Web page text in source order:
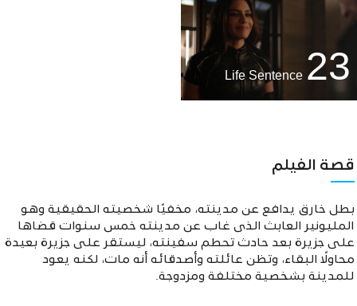
23
قصة الفيلم
بطل خارق يدافع عن مدينته، مخفيًا شخصيته الحقيقية وهو
المليونير العابث الذى غاب عن مدينته خمس سنوات قضاها
على جزيرة بعد حادث تحطم سفينته، ليستقر على جزيرة بعيدة
محاولًا البقاء، وتظن عائلته وأصدقائه أنه مات، لكنه يعود
للمدينة بشخصية مختلفة ومزدوجة.